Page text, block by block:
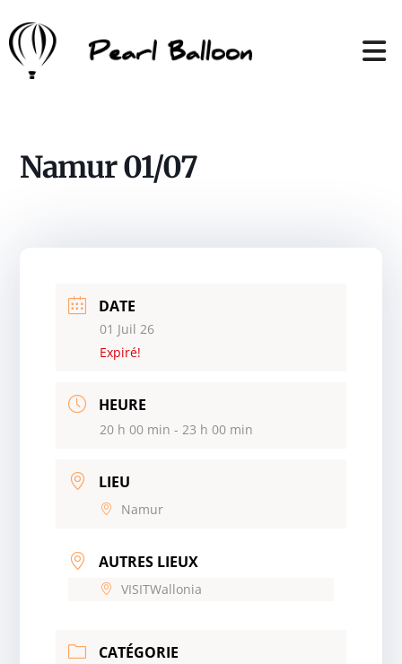
Namur 01/07
DATE
01 Juil 26
Expiré!
HEURE
20 h 00 min - 23 h 00 min
LIEU
Namur
AUTRES LIEUX
VISITWallonia
CATÉGORIE